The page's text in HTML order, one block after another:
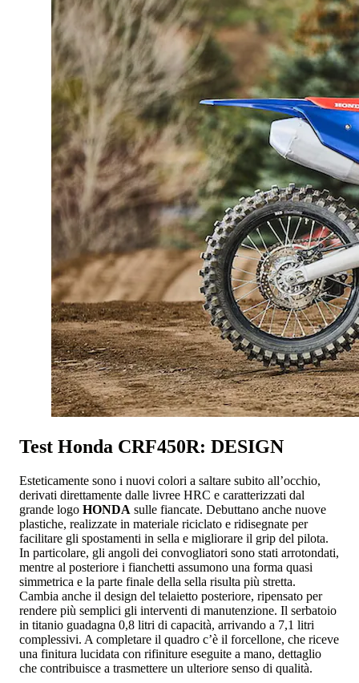
Test Honda CRF450R: DESIGN
Esteticamente sono i nuovi colori a saltare subito all’occhio,
derivati direttamente dalle livree HRC e caratterizzati dal
grande logo HONDA sulle fiancate. Debuttano anche nuove
plastiche, realizzate in materiale riciclato e ridisegnate per
facilitare gli spostamenti in sella e migliorare il grip del pilota.
In particolare, gli angoli dei convogliatori sono stati arrotondati,
mentre al posteriore i fianchetti assumono una forma quasi
simmetrica e la parte finale della sella risulta più stretta.
Cambia anche il design del telaietto posteriore, ripensato per
rendere più semplici gli interventi di manutenzione. Il serbatoio
in titanio guadagna 0,8 litri di capacità, arrivando a 7,1 litri
complessivi. A completare il quadro c’è il forcellone, che riceve
una finitura lucidata con rifiniture eseguite a mano, dettaglio
che contribuisce a trasmettere un ulteriore senso di qualità.